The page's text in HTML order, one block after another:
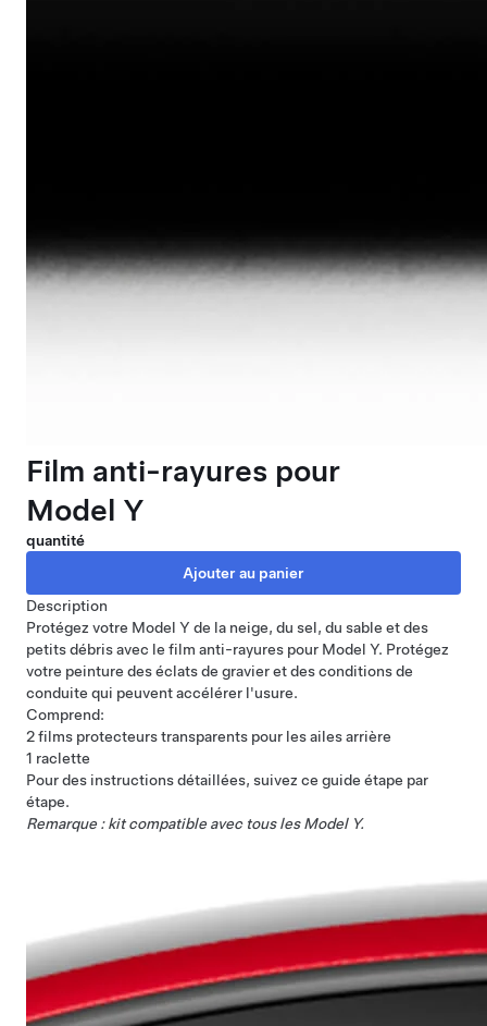
Film anti-rayures pour
Model Y
quantité
Description
Protégez votre Model Y de la neige, du sel, du sable et des
petits débris avec le film anti-rayures pour Model Y. Protégez
votre peinture des éclats de gravier et des conditions de
conduite qui peuvent accélérer l'usure.
Comprend:
2 films protecteurs transparents pour les ailes arrière
1 raclette
Pour des instructions détaillées, suivez ce guide étape par
étape.
Remarque : kit compatible avec tous les Model Y.